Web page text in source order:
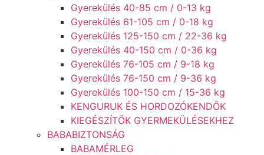
Gyerekülés 40-85 cm / 0-13 kg
Gyerekülés 61-105 cm / 0-18 kg
Gyerekülés 125-150 cm / 22-36 kg
Gyerekülés 40-150 cm / 0-36 kg
Gyerekülés 76-105 cm / 9-18 kg
Gyerekülés 76-150 cm / 9-36 kg
Gyerekülés 100-150 cm / 15-36 kg
KENGURUK ÉS HORDOZÓKENDŐK
KIEGÉSZÍTŐK GYERMEKÜLÉSEKHEZ
BABABIZTONSÁG
BABAMÉRLEG